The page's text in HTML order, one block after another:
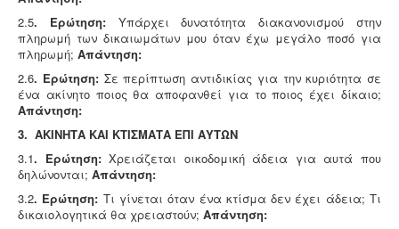
2.5. Ερώτηση:Υπάρχει δυνατότητα διακανονισμού στην
πληρωμή των δικαιωμάτων μου όταν έχω μεγάλο ποσό για
πληρωμή; Απάντηση:
2.6. Ερώτηση:Σε περίπτωση αντιδικίας για την κυριότητα σε
ένα ακίνητο ποιος θα αποφανθεί για το ποιος έχει δίκαιο;
Απάντηση:
3. ΑΚΙΝΗΤΑ ΚΑΙ ΚΤΙΣΜΑΤΑ ΕΠΙ ΑΥΤΩΝ
3.1. Ερώτηση:Χρειάζεται οικοδομική άδεια για αυτά που
δηλώνονται; Απάντηση:
3.2. Ερώτηση: Τι γίνεται όταν ένα κτίσμα δεν έχει άδεια; Τι
δικαιολογητικά θα χρειαστούν; Απάντηση: